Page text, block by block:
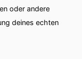
oder andere
deines echten